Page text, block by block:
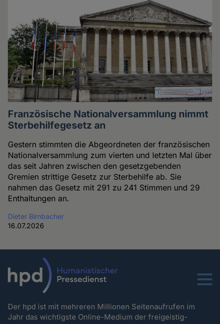
Französische Nationalversammlung nimmt
Sterbehilfegesetz an
Gestern stimmten die Abgeordneten der französischen
Nationalversammlung zum vierten und letzten Mal über
das seit Jahren zwischen den gesetzgebenden
Gremien strittige Gesetz zur Sterbehilfe ab. Sie
nahmen das Gesetz mit 291 zu 241 Stimmen und 29
Enthaltungen an.
Dieter Birnbacher
16.07.2026
Menu
Der hpd ist mit mehreren Millionen Seitenaufrufen im
Jahr das wichtigste Online-Medium der freigeistig-